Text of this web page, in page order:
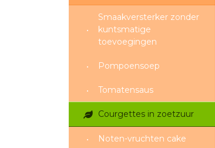
Smaakversterker zonder
kuntsmatige
toevoegingen
Pompoensoep
Tomatensaus
Courgettes in zoetzuur
Noten-vruchten cake